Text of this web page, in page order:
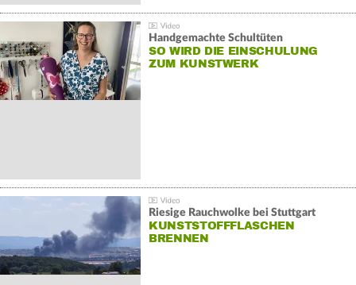
Handgemachte Schultüten
SO WIRD DIE EINSCHULUNG
ZUM KUNSTWERK
Riesige Rauchwolke bei Stuttgart
KUNSTSTOFFFLASCHEN
BRENNEN